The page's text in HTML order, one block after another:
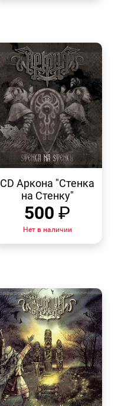
ПРОСМОТР
CD Аркона "Стенка
на Стенку"
500 ₽
Нет в наличии